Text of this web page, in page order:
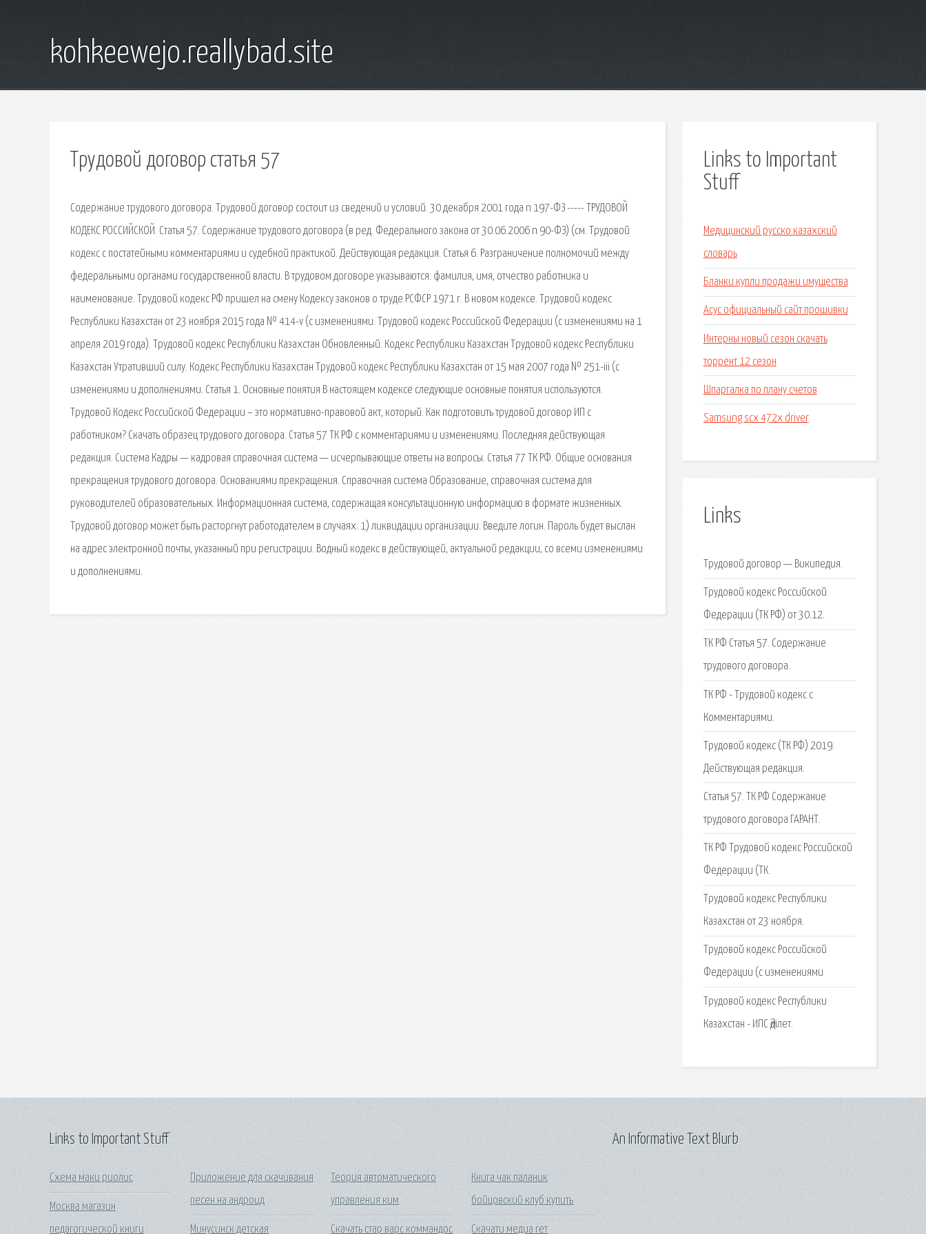
kohkeewejo.reallybad.site
Трудовой договор статья 57
Содержание трудового договора. Трудовой договор состоит из сведений и условий. 30 декабря 2001 года n 197-ФЗ ----- ТРУДОВОЙ
КОДЕКС РОССИЙСКОЙ. Статья 57. Содержание трудового договора (в ред. Федерального закона от 30.06.2006 n 90-ФЗ) (см. Трудовой
кодекс с постатейными комментариями и судебной практикой. Действующая редакция. Статья 6. Разграничение полномочий между
федеральными органами государственной власти. В трудовом договоре указываются: фамилия, имя, отчество работника и
наименование. Трудовой кодекс РФ пришел на смену Кодексу законов о труде РСФСР 1971 г. В новом кодексе. Трудовой кодекс
Республики Казахстан от 23 ноября 2015 года № 414-v (с изменениями. Трудовой кодекс Российской Федерации (с изменениями на 1
апреля 2019 года). Трудовой кодекс Республики Казахстан Обновленный. Кодекс Республики Казахстан Трудовой кодекс Республики
Казахстан Утративший силу. Кодекс Республики Казахстан Трудовой кодекс Республики Казахстан от 15 мая 2007 года № 251-iii (с
изменениями и дополнениями. Статья 1. Основные понятия В настоящем кодексе следующие основные понятия используются.
Трудовой Кодекс Российской Федерации – это нормативно-правовой акт, который. Как подготовить трудовой договор ИП с
работником? Скачать образец трудового договора. Статья 57 ТК РФ с комментариями и изменениями. Последняя действующая
редакция. Система Кадры — кадровая справочная система — исчерпывающие ответы на вопросы. Статья 77 ТК РФ. Общие основания
прекращения трудового договора. Основаниями прекращения. Справочная система Образование, справочная система для
руководителей образовательных. Информационная система, содержащая консультационную информацию в формате жизненных.
Трудовой договор может быть расторгнут работодателем в случаях: 1) ликвидации организации. Введите логин. Пароль будет выслан
на адрес электронной почты, указанный при регистрации. Водный кодекс в действующей, актуальной редакции, со всеми изменениями
и дополнениями.
Links to Important
Stuff
Медицинский русско казахский
словарь
Бланки купли продажи имущества
Асус официальный сайт прошивки
Интерны новый сезон скачать
торрент 12 сезон
Шпаргалка по плану счетов
Samsung scx 472x driver
Links
Трудовой договор — Википедия.
Трудовой кодекс Российской
Федерации (ТК РФ) от 30.12.
ТК РФ Статья 57. Содержание
трудового договора.
ТК РФ - Трудовой кодекс с
Комментариями.
Трудовой кодекс (ТК РФ) 2019.
Действующая редакция.
Статья 57. ТК РФ Содержание
трудового договора ГАРАНТ.
ТК РФ Трудовой кодекс Российской
Федерации (ТК.
Трудовой кодекс Республики
Казахстан от 23 ноября.
Трудовой кодекс Российской
Федерации (с изменениями
Трудовой кодекс Республики
Казахстан - ИПС Әділет.
Links to Important Stuff
Схема маки риолис
Москва магазин
педагогической книги
Приложение для скачивания
песен на андроид
Минусинск детская
Теория автоматического
управления ким
Скачать стар варс коммандос
Книга чак паланик
бойцовский клуб купить
Скачати медиа гет
An Informative Text Blurb